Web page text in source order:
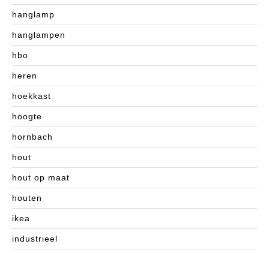
hanglamp
hanglampen
hbo
heren
hoekkast
hoogte
hornbach
hout
hout op maat
houten
ikea
industrieel